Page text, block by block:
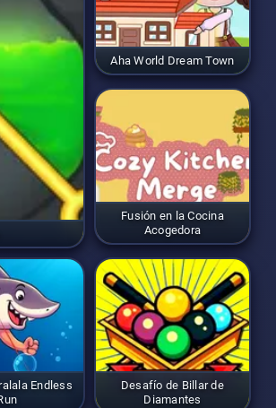
Aha World Dream Town
Fusión en la Cocina
Acogedora
Endless
Desafío de Billar de
Diamantes